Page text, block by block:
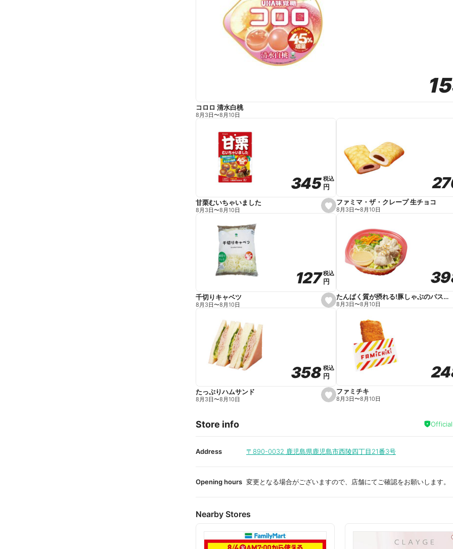
コロロ 清水白桃
8月3日〜8月10日
s
e
e
345
345税込
税込
円
円
甘栗むいちゃいました
8月3日〜8月10日
ファミマ・ザ・クレープ 生チョコ
8月3日〜8月10日
s
e
e
127
127税込
税込
円
円
千切りキャベツ
8月3日〜8月10日
たんぱく質が摂れる!豚しゃぶのパスタサラダ
8月3日〜8月10日
s
e
i
t
358
358税込
税込
円
円
たっぷりハムサンド
8月3日〜8月10日
ファミチキ
8月3日〜8月10日
Store info
Address 〒890-0032 鹿児島県鹿児島市西陵四丁目21番3号
Opening hours 変更となる場合がございますので、店舗にてご確認をお願いします。
Nearby Stores